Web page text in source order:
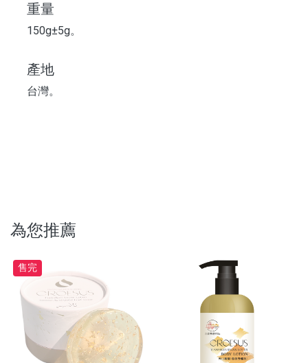
重量
150g±5g。
產地
台灣。
為您推薦
售完